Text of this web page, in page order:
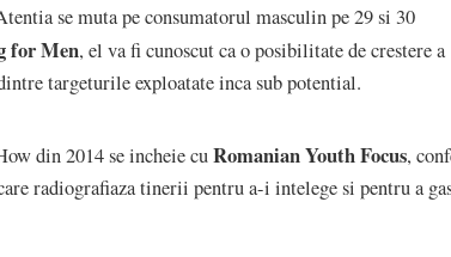
se muta pe consumatorul masculin pe 29 si 30
for Men, el va fi cunoscut ca o posibilitate de crestere a
targeturile exploatate inca sub potential.
din 2014 se incheie cuRomanian Youth Focus,
radiografiaza tinerii pentru a-i intelege si pentru a